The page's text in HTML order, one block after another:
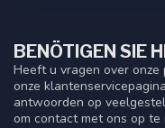
BENÖTIGEN SIE
Heeft u vragen over onze
onze
antwoorden op
om contact met ons op te